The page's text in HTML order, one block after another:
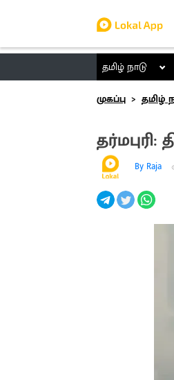
தமிழ் நாடு
முகப்பு
தமிழ்
By Raja